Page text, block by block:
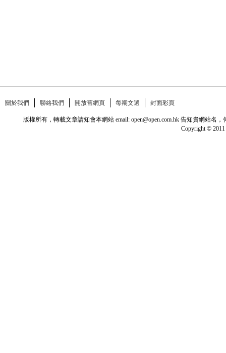
關於我們 聯絡我們 開放舊網頁 每期文選 封面彩頁
版權所有，轉載文章請知會本網站 email: open@open.com.hk 告知貴網站
Copyright © 2011